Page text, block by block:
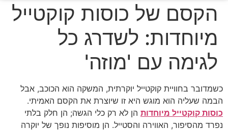
הקסם של כוסות קוקטייל
מיוחדות: לשדרג כל
לגימה עם 'מוזה'
כשמדובר בחוויית קוקטייל יוקרתית, המשקה הוא הכוכב, אבל
הבמה שעליה הוא מוגש היא זו שיוצרת את הקסם האמיתי.
כוסות קוקטייל מיוחדות הן לא רק כלי הגשה; הן חלק בלתי
נפרד מהסיפור, האווירה והסטייל. הן מוסיפות נופך של יוקרה